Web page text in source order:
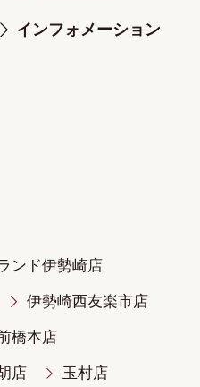
インフォメーション
ンド伊勢崎店
伊勢崎西友楽市店
橋本店
店 玉村店